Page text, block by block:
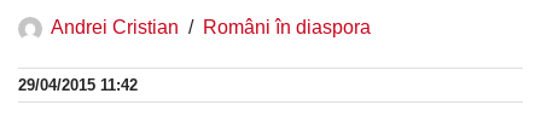
Andrei Cristian Români în diaspora
29/04/2015 11:42